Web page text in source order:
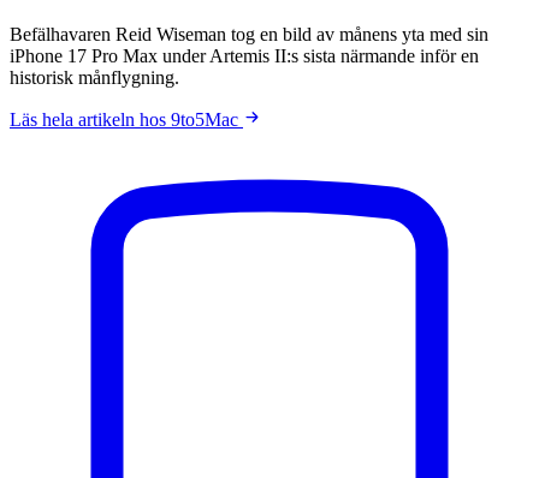
Befälhavaren Reid Wiseman tog en bild av månens yta med sin
iPhone 17 Pro Max under Artemis II:s sista närmande inför en
historisk månflygning.
Läs hela artikeln hos 9to5Mac